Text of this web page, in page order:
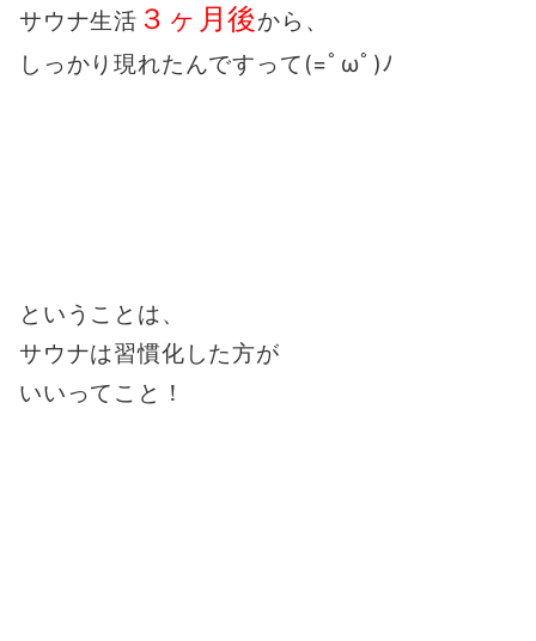
サウナ生活 ３ヶ月後から、
しっかり現れたんですって(=ﾟωﾟ)ﾉ
ということは、
サウナは習慣化した方が
いいってこと！